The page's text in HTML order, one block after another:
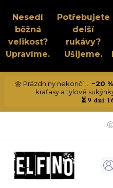
Nesedí
běžná
velikost?
Upravíme.
Potřebujete
delší
rukávy?
Ušijeme.
🌼 Prázdniny nekončí ... −20 %
kraťasy a tylové
⏳9 dní